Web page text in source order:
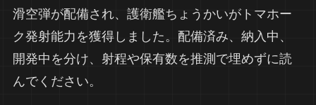
滑空弾が配備され、護衛艦ちょうかいがトマホー
ク発射能力を獲得しました。配備済み、納入中、
開発中を分け、射程や保有数を推測で埋めずに読
んでください。